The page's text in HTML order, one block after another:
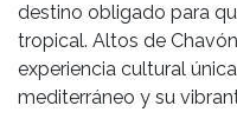
destino obligado para
tropical. Altos de
experiencia cultural
mediterráneo y su